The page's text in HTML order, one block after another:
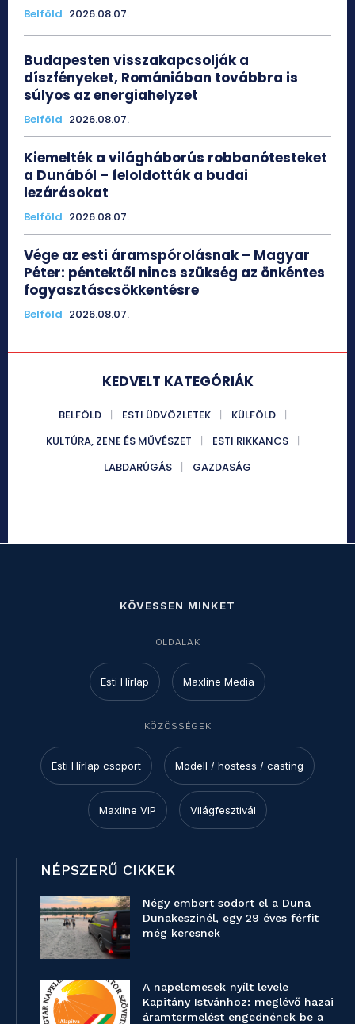
Belföld 2026.08.07.
Budapesten visszakapcsolják a
díszfényeket, Romániában továbbra is
súlyos az energiahelyzet
Belföld 2026.08.07.
Kiemelték a világháborús robbanótesteket
a Dunából – feloldották a budai
lezárásokat
Belföld 2026.08.07.
Vége az esti áramspórolásnak – Magyar
Péter: péntektől nincs szükség az önkéntes
fogyasztáscsökkentésre
Belföld 2026.08.07.
KEDVELT KATEGÓRIÁK
BELFÖLD ESTI ÜDVÖZLETEK
KÜLFÖLD
KULTÚRA, ZENE ÉS MŰVÉSZET
ESTI RIKKANCS
LABDARÚGÁS
GAZDASÁG
KÖVESSEN MINKET
OLDALAK
Esti Hírlap Maxline Media
KÖZÖSSÉGEK
Esti Hírlap csoport Modell / hostess / casting
Maxline VIP Világfesztivál
NÉPSZERŰ CIKKEK
Négy embert sodort el a Duna
Dunakeszinél, egy 29 éves férfit
még keresnek
A napelemesek nyílt levele
Kapitány Istvánhoz: meglévő hazai
áramtermelést engednének be a